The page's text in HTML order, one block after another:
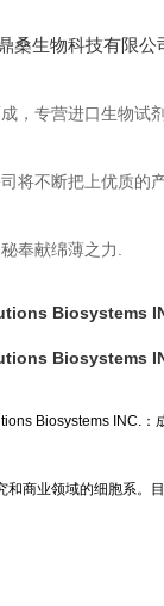
桑生物科技有限公
，专营进口生物试
将不断把上优质的
奉献绵薄之力.
Biosystems
Biosystems
Biosystems INC.：
和商业领域的细胞系。